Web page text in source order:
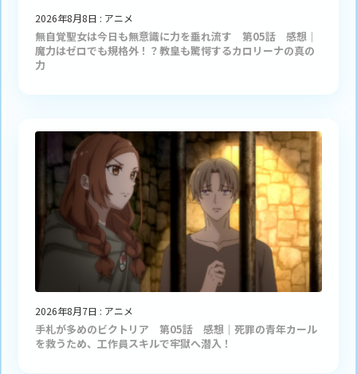
2026年8月8日 : アニメ
無自覚聖女は今日も無意識に力を垂れ流す 第05話 感想｜
魔力はゼロでも規格外！？教皇も驚愕するカロリーナの真の
力
2026年8月7日 : アニメ
手札が多めのビクトリア 第05話 感想｜死罪の青年カール
を救うため、工作員スキルで牢獄へ潜入！